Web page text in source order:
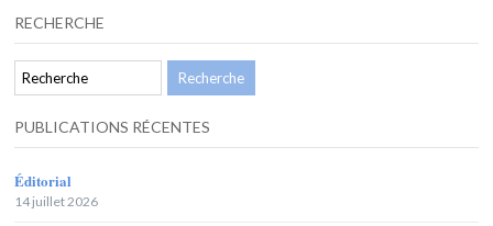
RECHERCHE
PUBLICATIONS RÉCENTES
Éditorial
14 juillet 2026